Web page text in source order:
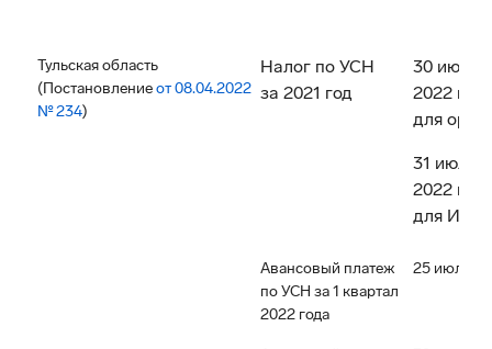
Тульская область
(Постановлениеот 08.04.2022
№ 234)
Налог по УСН
за 2021 год
30 июня
2022
для
31 июля
2022
для ИП
Авансовый платеж
по УСН за 1 квартал
2022 года
25 июля